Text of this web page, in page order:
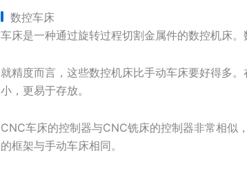
数控车床
车床是一种通过旋转过程切割金属件的数控机床
就精度而言，这些数控机床比手动车床要好得多
小，更易于存放。
CNC车床的控制器与CNC铣床的控制器非常相似
的框架与手动车床相同。